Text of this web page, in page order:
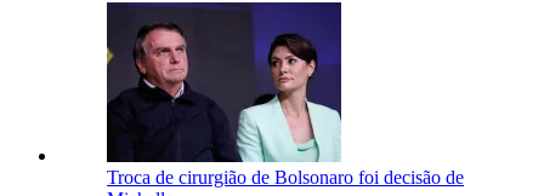
Troca de cirurgião de Bolsonaro foi decisão de